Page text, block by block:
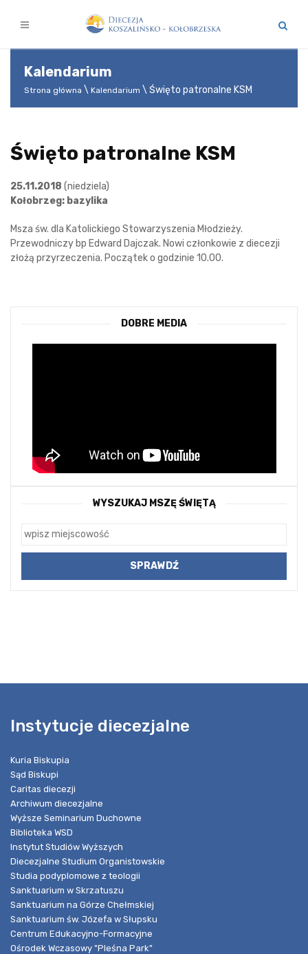
Kalendarium
Strona główna Kalendarium Święto patronalne KSM
Święto patronalne KSM
25.11.2018 (niedziela)
Kołobrzeg: bazylika
Msza św. dla Katolickiego Stowarzyszenia Młodzieży.
Przewodniczy bp Edward Dajczak. Nowi członkowie z diecezji
złożą przyrzeczenia. Początek o godzinie 10.00.
DOBRE MEDIA
WYSZUKAJ MSZĘ ŚWIĘTĄ
Instytucje diecezjalne
Kuria Biskupia
Sąd Biskupi
Caritas diecezji
Archiwum diecezjalne
Wyższe Seminarium Duchowne
Biblioteka WSD
Instytut Studiów Wyższych
Diecezjalne Studium Organistowskie
Studia podyplomowe z teologii
Sanktuarium w Skrzatuszu
Sanktuarium na Górze Chełmskiej
Sanktuarium św. Józefa w Słupsku
Centrum Edukacyjno-Formacyjne
Ośrodek Wczasowy "Pleśna Park"